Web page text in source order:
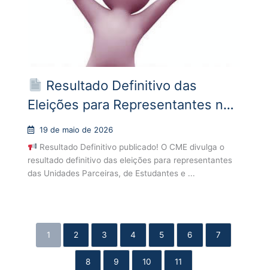
Resultado Definitivo das
Eleições para Representantes no
CME
19 de maio de 2026
Resultado Definitivo publicado! O CME divulga o
resultado definitivo das eleições para representantes
das Unidades Parceiras, de Estudantes e ...
1 2 3 4 5 6 7
8 9 10 11